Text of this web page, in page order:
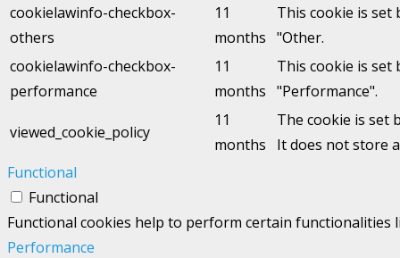
cookielawinfo-checkbox-
others
11
months
This cookie is set
"Other.
cookielawinfo-checkbox-
performance
11
months
This cookie is set
"Performance".
viewed_cookie_policy
11
months
The cookie is set
It does not store
Functional
Functional
Functional cookies help to perform certain
Performance